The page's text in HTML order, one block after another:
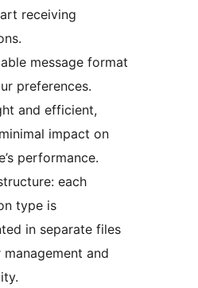
receiving
message format
preferences.
and efficient,
impact on
performance.
each
type is
in separate files
and